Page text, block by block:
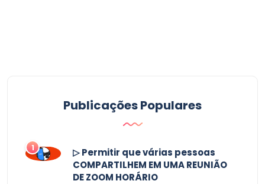
Publicações Populares
1
▷ Permitir que várias pessoas
COMPARTILHEM EM UMA REUNIÃO
DE ZOOM HORÁRIO